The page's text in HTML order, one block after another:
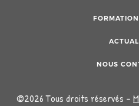
NOUS
©2026 Tous droits réservés -